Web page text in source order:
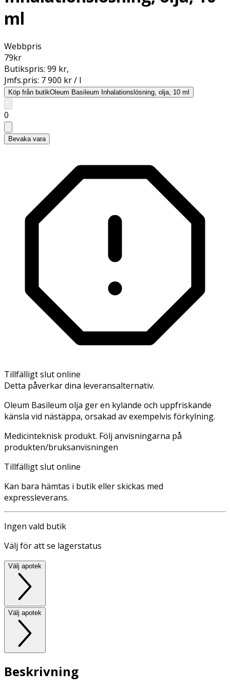
ml
Webbpris
79kr
Butikspris: 99 kr,
Jmfs.pris: 7 900 kr / l
Köp från butikOleum Basileum Inhalationslösning, olja, 10 ml
0
Bevaka vara
Tillfälligt slut online
Detta påverkar dina leveransalternativ.
Oleum Basileum olja ger en kylande och uppfriskande
känsla vid nästäppa, orsakad av exempelvis förkylning.
Medicinteknisk produkt. Följ anvisningarna på
produkten/bruksanvisningen
Tillfälligt slut online
Kan bara hämtas i butik eller skickas med
expressleverans.
Ingen vald butik
Välj för att se lagerstatus
Välj apotek
Välj apotek
Beskrivning